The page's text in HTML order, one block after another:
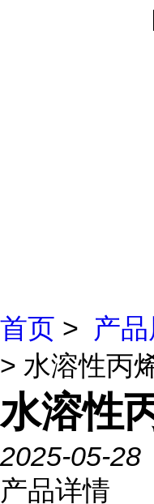
首页 > 产
> 水溶性丙
水溶性
2025-05-28
产品详情